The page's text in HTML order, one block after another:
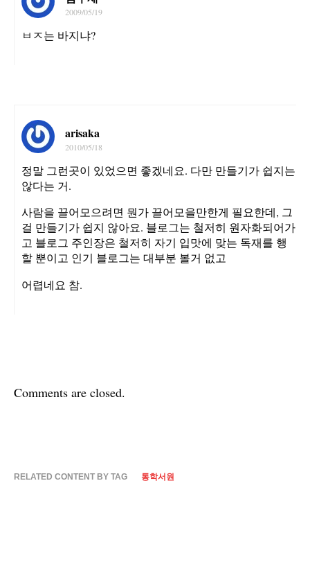
2009/05/19
ㅂㅈ는 바지냐?
arisaka
2010/05/18
정말 그런곳이 있었으면 좋겠네요. 다만 만들기가 쉽지는
않다는 거.
사람을 끌어모으려면 뭔가 끌어모을만한게 필요한데, 그
걸 만들기가 쉽지 않아요. 블로그는 철저히 원자화되어가
고 블로그 주인장은 철저히 자기 입맛에 맞는 독재를 행
할 뿐이고 인기 블로그는 대부분 볼거 없고
어렵네요 참.
Comments are closed.
RELATED CONTENT BY TAG 통학서원